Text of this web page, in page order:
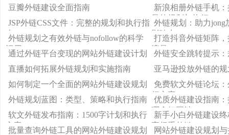
行方案 行方案
豆瓣外链建设全面指南
新浪相册外链手机
量的规划与执行
JSP外链CSS文件：完整的规划和执行指
南
外链规划：助力jong
影响力
外链规划之有效外链与nofollow的科学
运用
打造抖音外链矩阵
流量
通过外链平台变现的网站外链建设计划
外链安全跳转提示
直播如何拓展外链规划和实施指南
亚马逊投放外链的
如何制定一个全面的网站外链建设规划
免费软文外链论坛
行方案
外链规划蓝图：类型、策略和执行指南
优质外链建设指南
哪个好网站
软文外链发布指南：1500字计划和执行
方案
新手小白外链建设
高权重外链
批量查询外链工具的网站外链建设规划
网站外链建设规划